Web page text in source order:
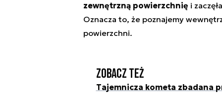
zewnętrzną powierzchnię i
Oznacza to, że poznajemy
powierzchni.
Zobacz też
Tajemnicza kometa zbadana